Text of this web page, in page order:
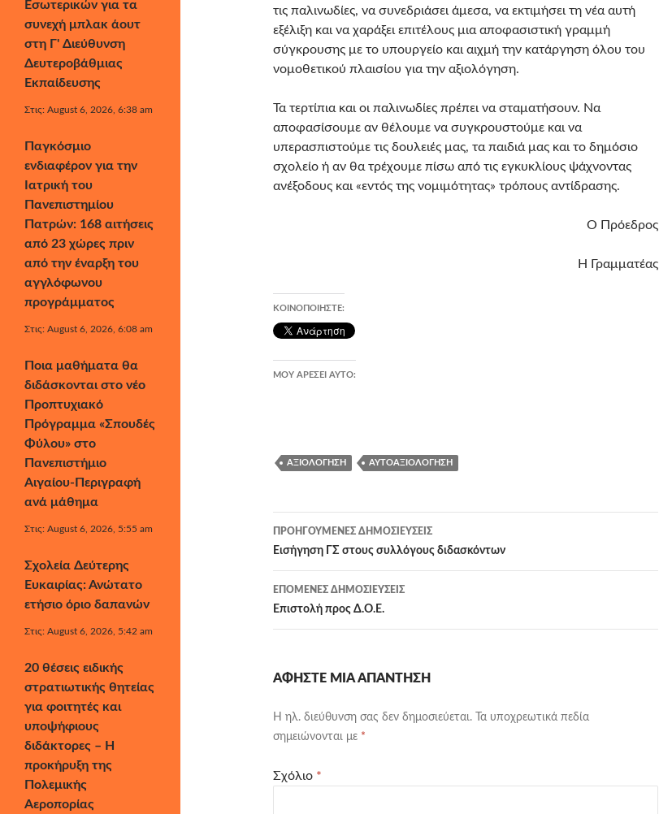
τις παλινωδίες, να συνεδριάσει άμεσα, να εκτιμήσει τη νέα αυτή
εξέλιξη και να χαράξει επιτέλους μια αποφασιστική γραμμή
σύγκρουσης με το υπουργείο και αιχμή την κατάργηση όλου του
νομοθετικού πλαισίου για την αξιολόγηση.
Τα τερτίπια και οι παλινωδίες πρέπει να σταματήσουν. Να
αποφασίσουμε αν θέλουμε να συγκρουστούμε και να
υπερασπιστούμε τις δουλειές μας, τα παιδιά μας και το δημόσιο
σχολείο ή αν θα τρέχουμε πίσω από τις εγκυκλίους ψάχνοντας
ανέξοδους και «εντός της νομιμότητας» τρόπους αντίδρασης.
Ο Πρόεδρος
Η Γραμματέας
ΚΟΙΝΟΠΟΙΉΣΤΕ:
ΜΟΥ ΑΡΈΣΕΙ ΑΥΤΌ:
ΑΞΙΟΛΌΓΗΣΗ ΑΥΤΟΑΞΙΟΛΌΓΗΣΗ
Πλοήγηση
άρθρων
ΠΡΟΗΓΟΎΜΕΝΕΣ ΔΗΜΟΣΙΕΎΣΕΙΣ
Εισήγηση ΓΣ στους συλλόγους διδασκόντων
ΕΠΌΜΕΝΕΣ ΔΗΜΟΣΙΕΎΣΕΙΣ
Επιστολή προς Δ.Ο.Ε.
ΑΦΉΣΤΕ ΜΙΑ ΑΠΆΝΤΗΣΗ
Η ηλ. διεύθυνση σας δεν δημοσιεύεται.
Τα υποχρεωτικά πεδία
σημειώνονται με *
Σχόλιο *
Εσωτερικών για τα
συνεχή μπλακ άουτ
στη Γ' Διεύθυνση
Δευτεροβάθμιας
Εκπαίδευσης
Στις: August 6, 2026, 6:38 am
Παγκόσμιο
ενδιαφέρον για την
Ιατρική του
Πανεπιστημίου
Πατρών: 168 αιτήσεις
από 23 χώρες πριν
από την έναρξη του
αγγλόφωνου
προγράμματος
Στις: August 6, 2026, 6:08 am
Ποια μαθήματα θα
διδάσκονται στο νέο
Προπτυχιακό
Πρόγραμμα «Σπουδές
Φύλου» στο
Πανεπιστήμιο
Αιγαίου-Περιγραφή
ανά μάθημα
Στις: August 6, 2026, 5:55 am
Σχολεία Δεύτερης
Ευκαιρίας: Ανώτατο
ετήσιο όριο δαπανών
Στις: August 6, 2026, 5:42 am
20 θέσεις ειδικής
στρατιωτικής θητείας
για φοιτητές και
υποψήφιους
διδάκτορες – Η
προκήρυξη της
Πολεμικής
Αεροπορίας